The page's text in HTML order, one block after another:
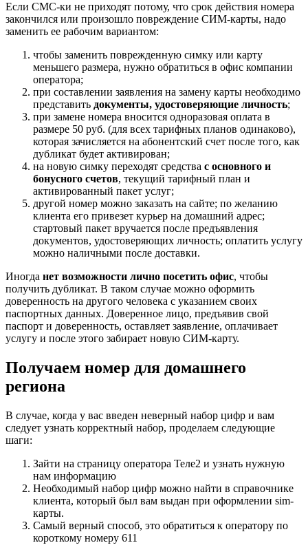
Если СМС-ки не приходят потому, что срок действия номера
закончился или произошло повреждение СИМ-карты, надо
заменить ее рабочим вариантом:
чтобы заменить поврежденную симку или карту
меньшего размера, нужно обратиться в офис компании
оператора;
при составлении заявления на замену карты необходимо
представить документы, удостоверяющие личность;
при замене номера вносится одноразовая оплата в
размере 50 руб. (для всех тарифных планов одинаково),
которая зачисляется на абонентский счет после того, как
дубликат будет активирован;
на новую симку переходят средства с основного и
бонусного счетов, текущий тарифный план и
активированный пакет услуг;
другой номер можно заказать на сайте; по желанию
клиента его привезет курьер на домашний адрес;
стартовый пакет вручается после предъявления
документов, удостоверяющих личность; оплатить услугу
можно наличными после доставки.
Иногда нет возможности лично посетить офис, чтобы
получить дубликат. В таком случае можно оформить
доверенность на другого человека с указанием своих
паспортных данных. Доверенное лицо, предъявив свой
паспорт и доверенность, оставляет заявление, оплачивает
услугу и после этого забирает новую СИМ-карту.
Получаем номер для домашнего
региона
В случае, когда у вас введен неверный набор цифр и вам
следует узнать корректный набор, проделаем следующие
шаги:
Зайти на страницу оператора Теле2 и узнать нужную
нам информацию
Необходимый набор цифр можно найти в справочнике
клиента, который был вам выдан при оформлении sim-
карты.
Самый верный способ, это обратиться к оператору по
короткому номеру 611